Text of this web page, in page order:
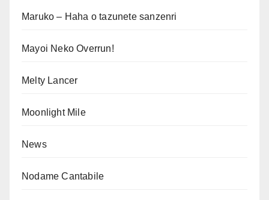
Maruko – Haha o tazunete sanzenri
Mayoi Neko Overrun!
Melty Lancer
Moonlight Mile
News
Nodame Cantabile